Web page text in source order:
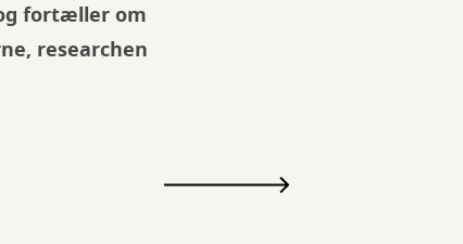
fortæller om
researchen